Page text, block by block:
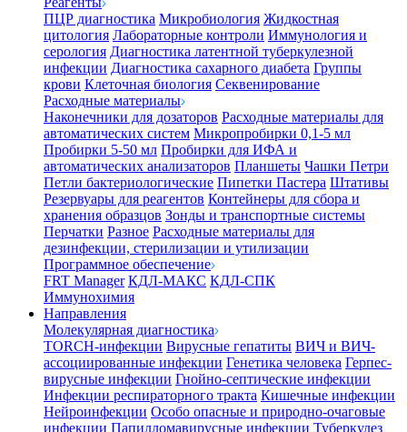
ПЦР диагностика Микробиология Жидкостная
цитология Лабораторные контроли Иммунология и
серология Диагностика латентной туберкулезной
инфекции Диагностика сахарного диабета Группы
крови Клеточная биология Секвенирование
Расходные материалы
Наконечники для дозаторов Расходные материалы для
автоматических систем Микропробирки 0,1-5 мл
Пробирки 5-50 мл Пробирки для ИФА и
автоматических анализаторов Планшеты Чашки Петри
Петли бактериологические Пипетки Пастера Штативы
Резервуары для реагентов Контейнеры для сбора и
хранения образцов Зонды и транспортные системы
Перчатки Разное Расходные материалы для
дезинфекции, стерилизации и утилизации
Программное обеспечение
FRT Manager КДЛ-МАКС КДЛ-СПК
Иммунохимия
Направления
Молекулярная диагностика
TORCH-инфекции Вирусные гепатиты ВИЧ и ВИЧ-
ассоциированные инфекции Генетика человека Герпес-
вирусные инфекции Гнойно-септические инфекции
Инфекции респираторного тракта Кишечные инфекции
Нейроинфекции Особо опасные и природно-очаговые
инфекции Папилломавирусные инфекции Туберкулез